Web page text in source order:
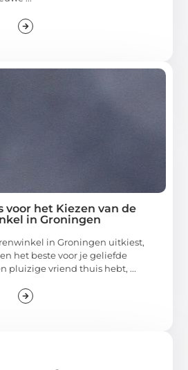
voor het Kiezen van de
in Groningen
in Groningen uitkiest,
het beste voor je geliefde
pluizige vriend thuis hebt, ...